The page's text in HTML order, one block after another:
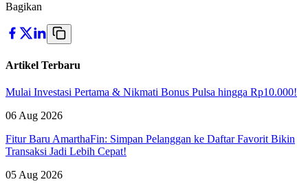
Bagikan
Artikel Terbaru
Mulai Investasi Pertama & Nikmati Bonus Pulsa hingga Rp10.000!
06 Aug 2026
Fitur Baru AmarthaFin: Simpan Pelanggan ke Daftar Favorit Bikin
Transaksi Jadi Lebih Cepat!
05 Aug 2026